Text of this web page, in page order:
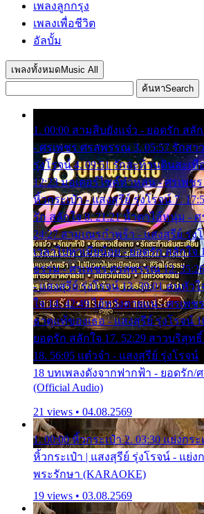
เพลงลูกกรุง
เพลงเพื่อชีวิต
อัลบั้ม
เพลงทั้งหมด Music All
ค้นหาSearch
1. 00:00 สามสิบยังแจ๋ว - ยอดรัก สลั
- ศรเพชร ศรสุพรรณ 3. 05:57 รักสา
รุ่งโรจน์ 4. 09:51 รักสะท้านดินสะเ
12:23 มอเตอร์ไซค์ทำหล่น - ศรเพช
หิ้วกระเป๋า - แสงสุรีย์ รุ่งโรจน์ 7.
รัก สลักใจ 8. 21:21 น้ำตาไอ้หนุ่ม -
24:27 สามเณรกำพร้า - แสงสุรีย์ รุ่ง
เวลาไปหาเมียน้อย - ยอดรัก สลักใจ
ธรรม - ศรเพชร ศรสุพรรณ 12.
- แสงสุรีย์ รุ่งโรจน์ 13. 39:01 คนหัว
ใจ 14. 42:49 ไอ้หวังตายแน่ - ศรเพ
ธาตุแท้ของเธอ - แสงสุรีย์ รุ่งโรจน์
ยอดรัก สลักใจ 17. 52:29 สาวบริสุ
18. 56:05 แต๋วจ๋า - แสงสุรีย์ รุ่งโรจน์
18 บทเพลงดังจากฟากฟ้า - ยอดรัก/
(Official Audio)
21 views • 04.08.2569
1. 00:00 หิ้วกระเป๋า 2. 03:30 แย่งกระ
หิ้วกระเป๋า | แสงสุรีย์ รุ่งโรจน์ - แย่ง
พระรักษา (KARAOKE)
19 views • 03.08.2569